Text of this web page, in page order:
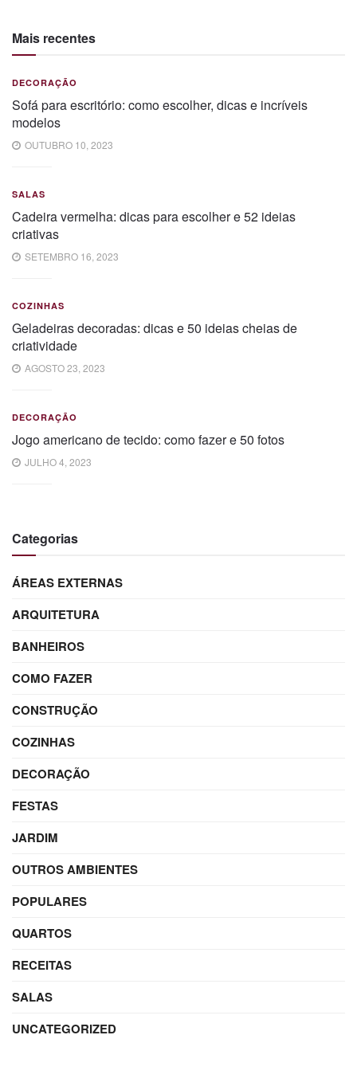
Mais recentes
DECORAÇÃO
Sofá para escritório: como escolher, dicas e incríveis
modelos
OUTUBRO 10, 2023
SALAS
Cadeira vermelha: dicas para escolher e 52 ideias
criativas
SETEMBRO 16, 2023
COZINHAS
Geladeiras decoradas: dicas e 50 ideias cheias de
criatividade
AGOSTO 23, 2023
DECORAÇÃO
Jogo americano de tecido: como fazer e 50 fotos
JULHO 4, 2023
Categorias
ÁREAS EXTERNAS
ARQUITETURA
BANHEIROS
COMO FAZER
CONSTRUÇÃO
COZINHAS
DECORAÇÃO
FESTAS
JARDIM
OUTROS AMBIENTES
POPULARES
QUARTOS
RECEITAS
SALAS
UNCATEGORIZED